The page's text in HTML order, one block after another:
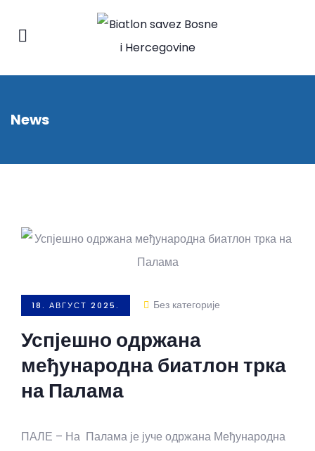
News
18. АВГУСТ 2025. Без категорије
Успјешно одржана
међународна биатлон трка
на Палама
ПАЛЕ – На Палама је јуче одржана Међународна